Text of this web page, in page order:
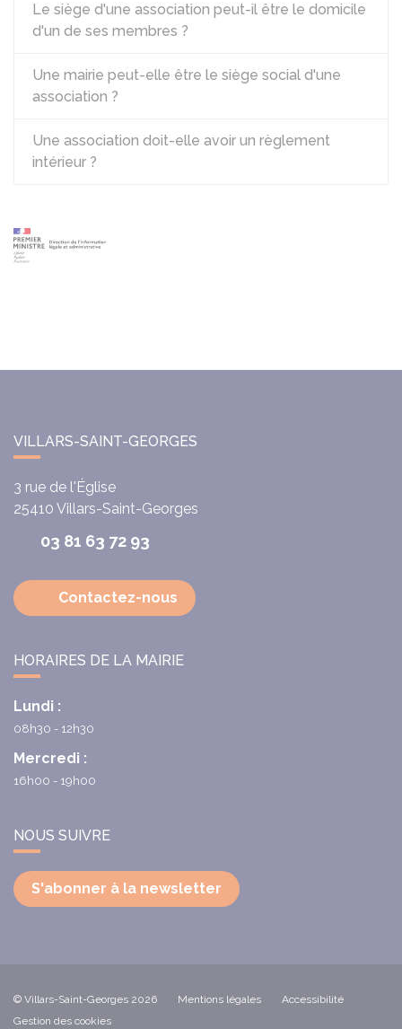
Le siège d'une association peut-il être le domicile
d'un de ses membres ?
Une mairie peut-elle être le siège social d'une
association ?
Une association doit-elle avoir un règlement
intérieur ?
VILLARS-SAINT-GEORGES
3 rue de l'Église
25410 Villars-Saint-Georges
03 81 63 72 93
Contactez-nous
HORAIRES DE LA MAIRIE
Lundi :
08h30 - 12h30
Mercredi :
16h00 - 19h00
NOUS SUIVRE
S'abonner à la newsletter
© Villars-Saint-Georges 2026 Mentions légales
Accessibilité
Gestion des cookies